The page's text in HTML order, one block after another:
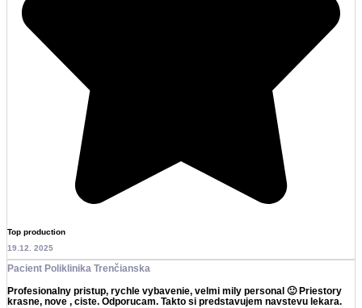
Top production
19.12. 2025
Pacient Poliklinika Trenčianska
Profesionalny pristup, rychle vybavenie, velmi mily personal 🙂 Priestory
krasne, nove , ciste. Odporucam. Takto si predstavujem navstevu lekara.